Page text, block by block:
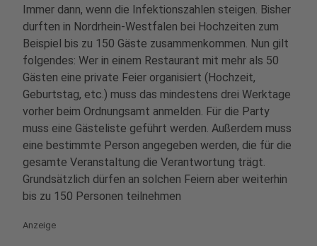
Immer dann, wenn die Infektionszahlen steigen. Bisher
durften in Nordrhein-Westfalen bei Hochzeiten zum
Beispiel bis zu 150 Gäste zusammenkommen. Nun gilt
folgendes: Wer in einem Restaurant mit mehr als 50
Gästen eine private Feier organisiert (Hochzeit,
Geburtstag, etc.) muss das mindestens drei Werktage
vorher beim Ordnungsamt anmelden. Für die Party
muss eine Gästeliste geführt werden. Außerdem muss
eine bestimmte Person angegeben werden, die für die
gesamte Veranstaltung die Verantwortung trägt.
Grundsätzlich dürfen an solchen Feiern aber weiterhin
bis zu 150 Personen teilnehmen
Anzeige